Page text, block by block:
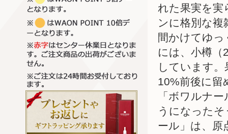
れた果実を実
ンに格別な複
間かけてゆ
には、小樽（
しています
10%前後に留
「ボワルナ
うになった
ール」は、原